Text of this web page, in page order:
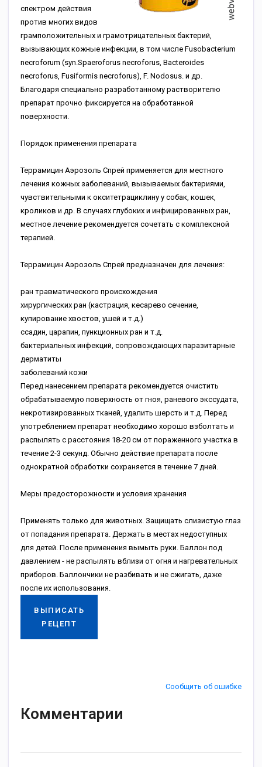
спектром действия
против многих видов
грамположительных и грамотрицательных бактерий,
вызывающих кожные инфекции, в том числе Fusobacterium
necroforum (syn.Spaeroforus necroforus, Bacteroides
necroforus, Fusiformis necroforus), F. Nodosus. и др.
Благодаря специально разработанному растворителю
препарат прочно фиксируется на обработанной
поверхности.
Порядок применения препарата
Террамицин Аэрозоль Спрей применяется для местного
лечения кожных заболеваний, вызываемых бактериями,
чувствительными к окситетрациклину у собак, кошек,
кроликов и др. В случаях глубоких и инфицированных ран,
местное лечение рекомендуется сочетать с комплексной
терапией.
Террамицин Аэрозоль Спрей предназначен для лечения:
ран травматического происхождения
хирургических ран (кастрация, кесарево сечение,
купирование хвостов, ушей и т.д.)
ссадин, царапин, пункционных ран и т.д.
бактериальных инфекций, сопровождающих паразитарные
дерматиты
заболеваний кожи
Перед нанесением препарата рекомендуется очистить
обрабатываемую поверхность от гноя, раневого экссудата,
некротизированных тканей, удалить шерсть и т.д. Перед
употреблением препарат необходимо хорошо взболтать и
распылять с расстояния 18-20 см от пораженного участка в
течение 2-3 секунд. Обычно действие препарата после
однократной обработки сохраняется в течение 7 дней.
Меры предосторожности и условия хранения
Применять только для животных. Защищать слизистую глаз
от попадания препарата. Держать в местах недоступных
для детей. После применения вымыть руки. Баллон под
давлением - не распылять вблизи от огня и нагревательных
приборов. Баллончики не разбивать и не сжигать, даже
после их использования.
ВЫПИСАТЬ
РЕЦЕПТ
Сообщить об ошибке
Комментарии